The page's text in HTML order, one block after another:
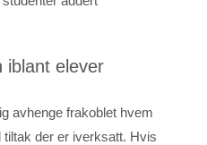
iblant elever
avhenge frakoblet hvem
tiltak der er iverksatt. Hvis